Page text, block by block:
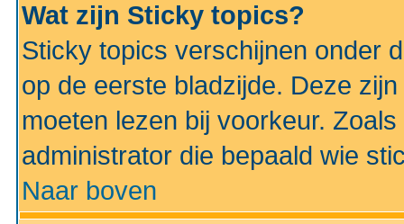
Wat zijn Sticky topics?
Sticky topics verschijnen onder
op de eerste bladzijde. Deze
moeten lezen bij voorkeur.
administrator die bepaald wie
Naar boven